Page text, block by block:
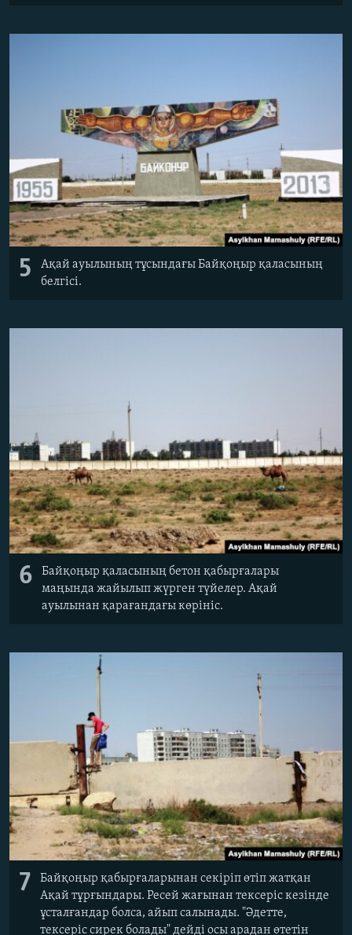
5
Ақай ауылының тұсындағы Байқоңыр қаласының
белгісі.
6
Байқоңыр қаласының бетон қабырғалары
маңында жайылып жүрген түйелер. Ақай
ауылынан қарағандағы көрініс.
7
Байқоңыр қабырғаларынан секіріп өтіп жатқан
Ақай тұрғындары. Ресей жағынан тексеріс кезінде
ұсталғандар болса, айып салынады. "Әдетте,
тексеріс сирек болады" дейді осы арадан өтетін